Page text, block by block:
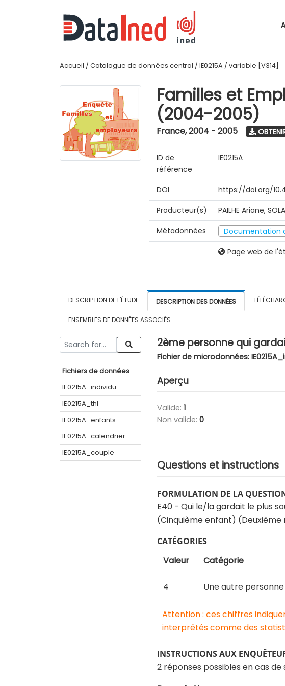
Accueil / Catalogue de données central / IE0215A / variable [V314]
Familles et
(2004-2005)
France,2004 - 2005
ID de
référence
IE0215A
DOI
https://doi.org/
Producteur(s)
PAILHE Ariane,
Métadonnées
Documentation
Page web de
DESCRIPTION DE L'ÉTUDE DESCRIPTION DES DONNÉES
ENSEMBLES DE DONNÉES ASSOCIÉS
Fichiers de données
IE0215A_individu
IE0215A_thl
IE0215A_enfants
IE0215A_calendrier
IE0215A_couple
2ème personne qui
Fichier de microdonnées:
Aperçu
Valide: 1
Non valide: 0
Questions et instructions
FORMULATION DE LA
E40 - Qui le/la gardait le plus
(Cinquième enfant) (Deuxième
CATÉGORIES
Valeur Catégorie
4 Une autre
Attention : ces chiffres
interprétés comme des
INSTRUCTIONS AUX
2 réponses possibles en cas